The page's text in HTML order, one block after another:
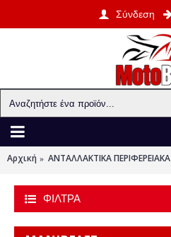
Σύνδεση
Αρχική ΑΝΤΑΛΛΑΚΤΙΚΑ ΠΕΡΙΦΕΡΕΙΑΚΑ
ΦΙΛΤΡΑ